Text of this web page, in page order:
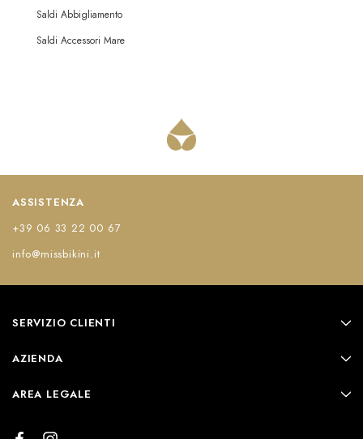
Saldi Abbigliamento
Saldi Accessori Mare
ASSISTENZA
+39 06 33 22 00 67
info@missbikini.it
SERVIZIO CLIENTI
AZIENDA
AREA LEGALE